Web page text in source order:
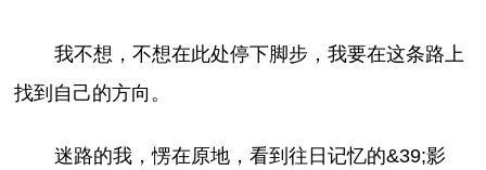
我不想，不想在此处停下脚步，我要在这条路上
找到自己的方向。
迷路的我，愣在原地，看到往日记忆的&39;影